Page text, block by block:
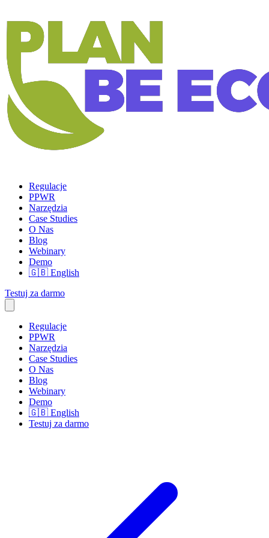
Regulacje
PPWR
Narzędzia
Case Studies
O Nas
Blog
Webinary
Demo
🇬🇧 English
Testuj za darmo
Regulacje
PPWR
Narzędzia
Case Studies
O Nas
Blog
Webinary
Demo
🇬🇧 English
Testuj za darmo